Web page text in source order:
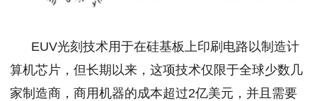
EUV光刻技术用于在硅基板上印刷电路以制造计
算机芯片，但长期以来，这项技术仅限于全球少数几
家制造商，商用机器的成本超过2亿美元，并且需要